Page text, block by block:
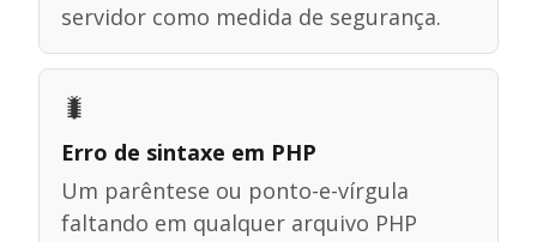
servidor como medida de segurança.
🐛
Erro de sintaxe em PHP
Um parêntese ou ponto-e-vírgula
faltando em qualquer arquivo PHP